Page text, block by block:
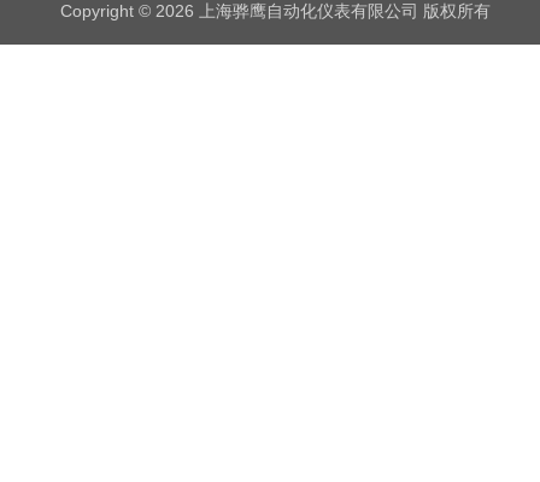
Copyright © 2026 上海骅鹰自动化仪表有限公司 版权所有